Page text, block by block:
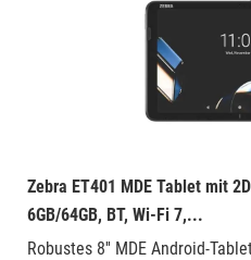
Zebra ET401 MDE Tablet mit
6GB/64GB, BT, Wi-Fi 7,...
Robustes 8'' MDE Android-